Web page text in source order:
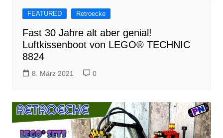
FEATURED Retroecke
Fast 30 Jahre alt aber genial!
Luftkissenboot von LEGO® TECHNIC
8824
8. März 2021 0